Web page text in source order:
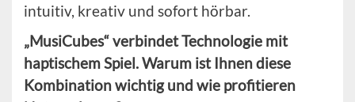
intuitiv, kreativ und sofort hörbar.
„MusiCubes“ verbindet Technologie mit
haptischem Spiel. Warum ist Ihnen diese
Kombination wichtig und wie profitieren